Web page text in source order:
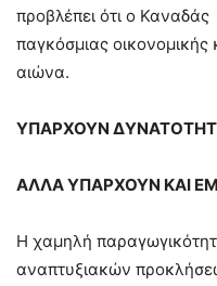
προβλέπει ότι ο
παγκόσμιας
αιώνα.
ΥΠΑΡΧΟΥΝ
ΑΛΛΑ ΥΠΑΡΧΟΥΝ ΚΑΙ
Η χαμηλή
αναπτυξιακών